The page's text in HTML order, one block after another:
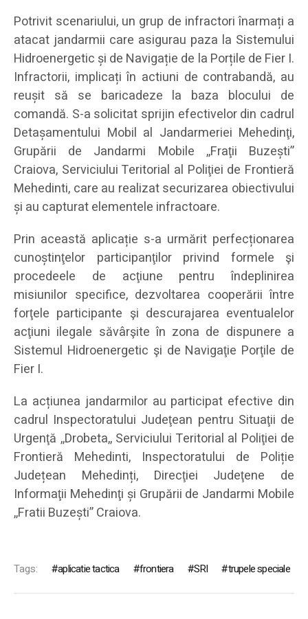
Potrivit scenariului, un grup de infractori înarmați a
atacat jandarmii care asigurau paza la Sistemului
Hidroenergetic și de Navigație de la Porțile de Fier I.
Infractorii, implicați în actiuni de contrabandă, au
reușit să se baricadeze la baza blocului de
comandă. S-a solicitat sprijin efectivelor din cadrul
Detaşamentului Mobil al Jandarmeriei Mehedinţi,
Grupării de Jandarmi Mobile ,,Fraţii Buzeşti”
Craiova, Serviciului Teritorial al Poliţiei de Frontieră
Mehedinti, care au realizat securizarea obiectivului
şi au capturat elementele infractoare.
Prin această aplicație s-a urmărit perfecționarea
cunoștinţelor participanţilor privind formele şi
procedeele de acţiune pentru îndeplinirea
misiunilor specifice, dezvoltarea cooperării între
forţele participante şi descurajarea eventualelor
acţiuni ilegale săvârşite în zona de dispunere a
Sistemul Hidroenergetic şi de Navigaţie Porţile de
Fier I.
La acțiunea jandarmilor au participat efective din
cadrul Inspectoratului Judeţean pentru Situaţii de
Urgenţă ,,Drobeta,, Serviciului Teritorial al Poliţiei de
Frontieră Mehedinti, Inspectoratului de Poliție
Județean Mehedinți, Direcţiei Judeţene de
Informaţii Mehedinţi și Grupării de Jandarmi Mobile
,,Fratii Buzești” Craiova.
Tags: aplicatie tactica frontiera SRI trupele speciale